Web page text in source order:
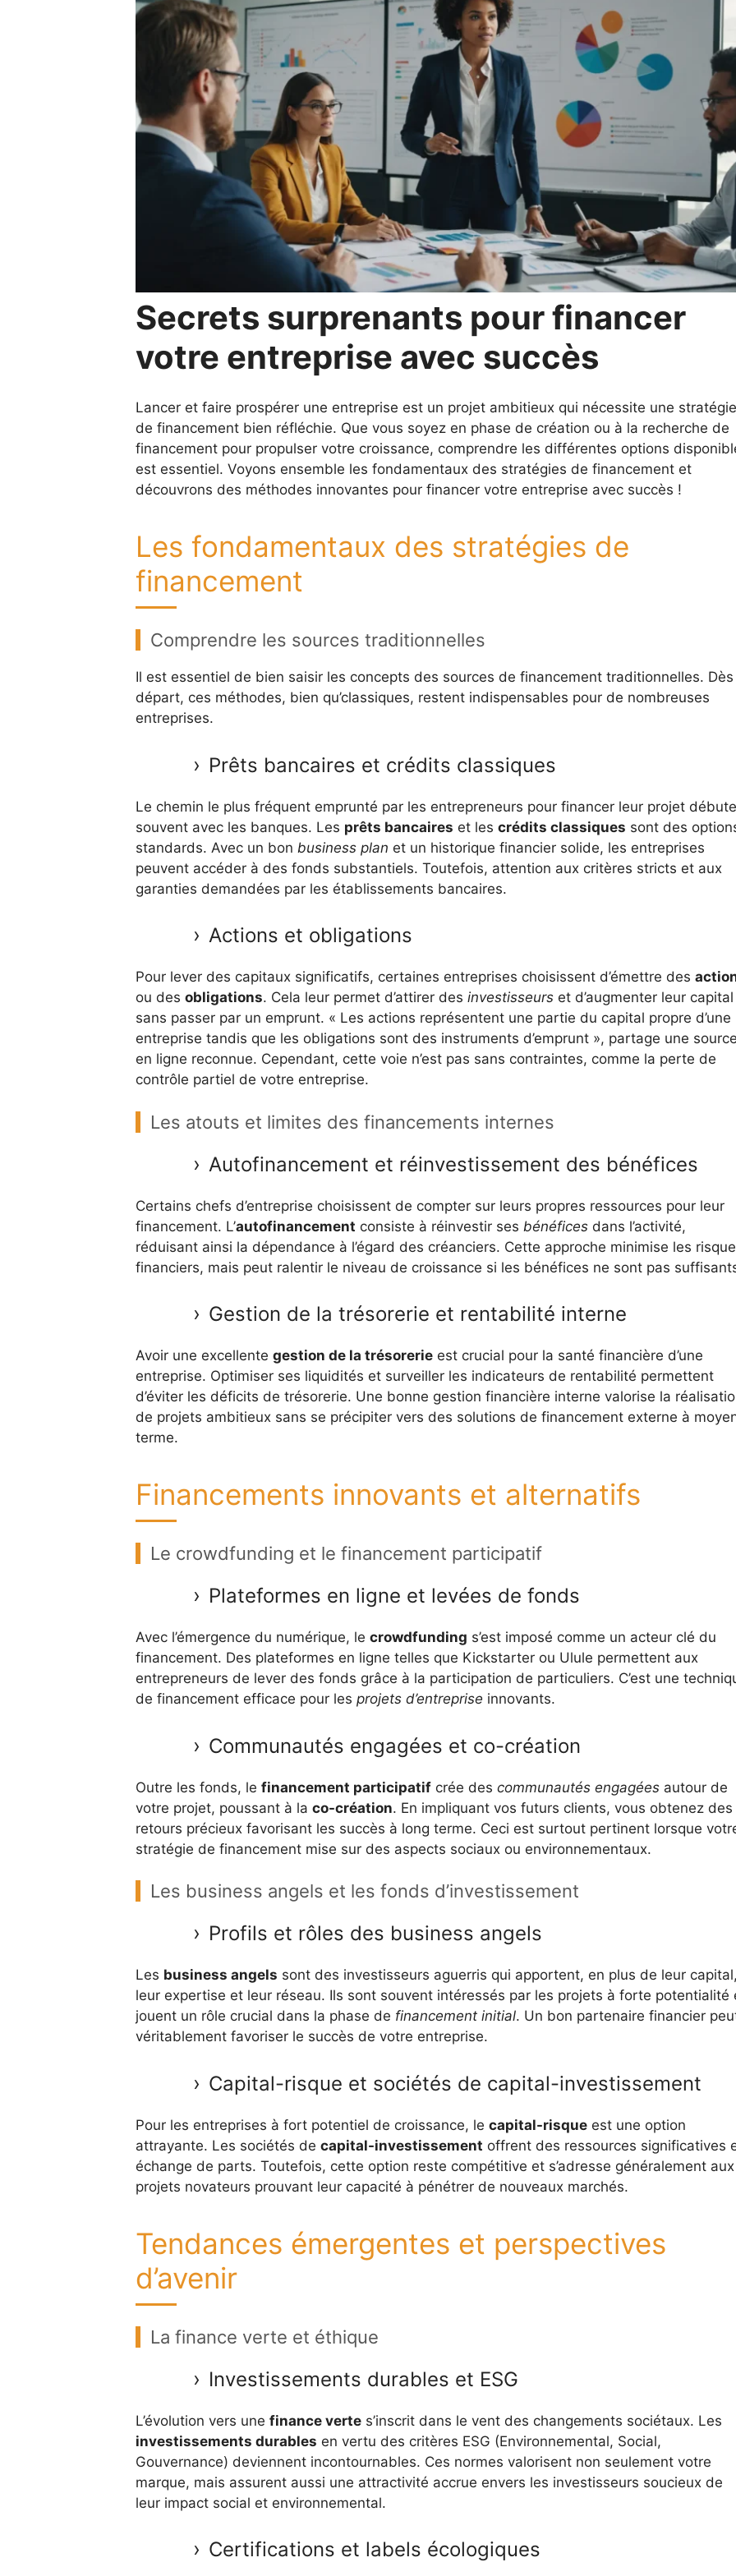
Secrets surprenants pour financer
votre entreprise avec succès
Lancer et faire prospérer une entreprise est un projet ambitieux qui nécessite une stratégie
de financement bien réfléchie. Que vous soyez en phase de création ou à la recherche de
financement pour propulser votre croissance, comprendre les différentes options
est essentiel. Voyons ensemble les fondamentaux des stratégies de financement et
découvrons des méthodes innovantes pour financer votre entreprise avec succès !
Les fondamentaux des stratégies de
financement
Comprendre les sources traditionnelles
Il est essentiel de bien saisir les concepts des sources de financement traditionnelles. Dès
départ, ces méthodes, bien qu’classiques, restent indispensables pour de nombreuses
entreprises.
Prêts bancaires et crédits classiques
Le chemin le plus fréquent emprunté par les entrepreneurs pour financer leur projet débute
souvent avec les banques. Les prêts bancaires et les crédits classiques sont des
standards. Avec un bon business plan et un historique financier solide, les entreprises
peuvent accéder à des fonds substantiels. Toutefois, attention aux critères stricts et aux
garanties demandées par les établissements bancaires.
Actions et obligations
Pour lever des capitaux significatifs, certaines entreprises choisissent d’émettre des
ou des obligations. Cela leur permet d’attirer des investisseurset d’augmenter leur capital
sans passer par un emprunt. « Les actions représentent une partie du capital propre d’une
entreprise tandis que les obligations sont des instruments d’emprunt », partage une
en ligne reconnue. Cependant, cette voie n’est pas sans contraintes, comme la perte de
contrôle partiel de votre entreprise.
Les atouts et limites des financements internes
Autofinancement et réinvestissement des bénéfices
Certains chefs d’entreprise choisissent de compter sur leurs propres ressources pour leur
financement. L’autofinancement consiste à réinvestir ses bénéficesdans l’activité,
réduisant ainsi la dépendance à l’égard des créanciers. Cette approche minimise les
financiers, mais peut ralentir le niveau de croissance si les bénéfices ne sont pas
Gestion de la trésorerie et rentabilité interne
Avoir une excellente gestion de la trésorerieest crucial pour la santé financière d’une
entreprise. Optimiser ses liquidités et surveiller les indicateurs de rentabilité permettent
d’éviter les déficits de trésorerie. Une bonne gestion financière interne valorise la
de projets ambitieux sans se précipiter vers des solutions de financement externe à
terme.
Financements innovants et alternatifs
Le crowdfunding et le financement participatif
Plateformes en ligne et levées de fonds
Avec l’émergence du numérique, le crowdfunding s’est imposé comme un acteur clé du
financement. Des plateformes en ligne telles que Kickstarter ou Ulule permettent aux
entrepreneurs de lever des fonds grâce à la participation de particuliers. C’est une
de financement efficace pour les projets d’entreprise innovants.
Communautés engagées et co-création
Outre les fonds, le financement participatifcrée des communautés engagéesautour de
votre projet, poussant à la co-création. En impliquant vos futurs clients, vous obtenez des
retours précieux favorisant les succès à long terme. Ceci est surtout pertinent lorsque
stratégie de financement mise sur des aspects sociaux ou environnementaux.
Les business angels et les fonds d’investissement
Profils et rôles des business angels
Les business angels sont des investisseurs aguerris qui apportent, en plus de leur
leur expertise et leur réseau. Ils sont souvent intéressés par les projets à forte potentialité
jouent un rôle crucial dans la phase de financement initial. Un bon partenaire financier
véritablement favoriser le succès de votre entreprise.
Capital-risque et sociétés de capital-investissement
Pour les entreprises à fort potentiel de croissance, le capital-risqueest une option
attrayante. Les sociétés de capital-investissement offrent des ressources significatives
échange de parts. Toutefois, cette option reste compétitive et s’adresse généralement aux
projets novateurs prouvant leur capacité à pénétrer de nouveaux marchés.
Tendances émergentes et perspectives
d’avenir
La finance verte et éthique
Investissements durables et ESG
L’évolution vers une finance vertes’inscrit dans le vent des changements sociétaux. Les
investissements durables en vertu des critères ESG (Environnemental, Social,
Gouvernance) deviennent incontournables. Ces normes valorisent non seulement votre
marque, mais assurent aussi une attractivité accrue envers les investisseurs soucieux de
leur impact social et environnemental.
Certifications et labels écologiques